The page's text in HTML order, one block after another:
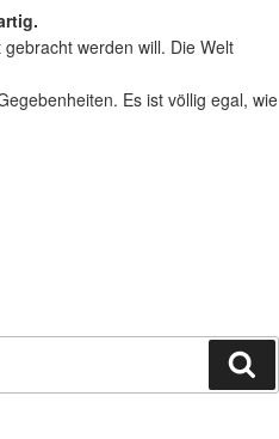
werden will. Die Welt
Es ist völlig egal, wie